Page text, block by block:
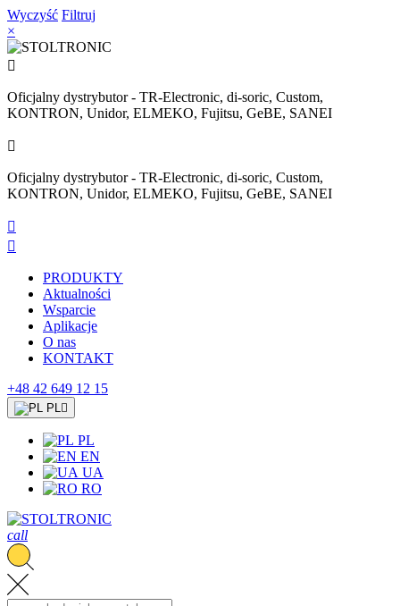
Wyczyść Filtruj
×

Oficjalny dystrybutor - TR-Electronic, di-soric, Custom,
KONTRON, Unidor, ELMEKO, Fujitsu, GeBE, SANEI

Oficjalny dystrybutor - TR-Electronic, di-soric, Custom,
KONTRON, Unidor, ELMEKO, Fujitsu, GeBE, SANEI


PRODUKTY
Aktualności
Wsparcie
Aplikacje
O nas
KONTAKT
+48 42 649 12 15
PL
PL
EN
UA
RO
call